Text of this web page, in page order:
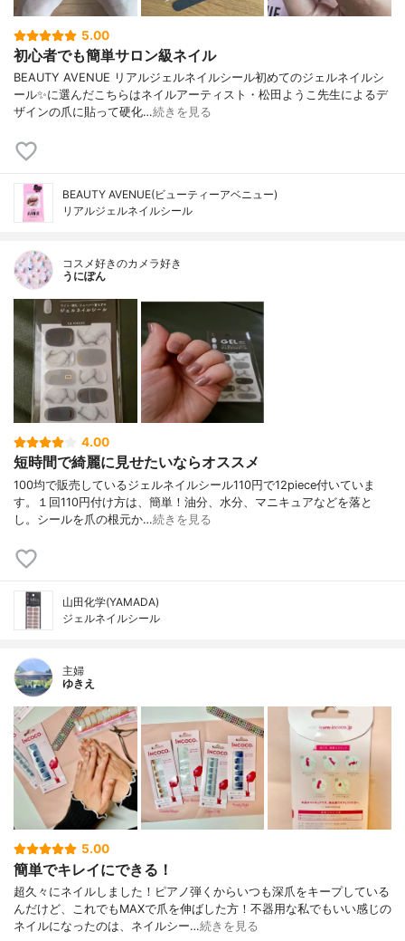
5.00
初心者でも簡単サロン級ネイル
BEAUTY AVENUE リアルジェルネイルシール初めてのジェルネイルシ
ール✨に選んだこちらはネイルアーティスト・松田ようこ先生によるデ
ザインの爪に貼って硬化…続きを見る
BEAUTY AVENUE(ビューティーアベニュー)
リアルジェルネイルシール
コスメ好きのカメラ好き
うにぽん
4.00
短時間で綺麗に見せたいならオススメ
100均で販売しているジェルネイルシール110円で12piece付いていま
す。１回110円付け方は、簡単！油分、水分、マニキュアなどを落と
し。シールを爪の根元か…続きを見る
山田化学(YAMADA)
ジェルネイルシール
主婦
ゆきえ
5.00
簡単でキレイにできる！
超久々にネイルしました！ピアノ弾くからいつも深爪をキープしている
んだけど、これでもMAXで爪を伸ばした方！不器用な私でもいい感じの
ネイルになったのは、ネイルシー…続きを見る